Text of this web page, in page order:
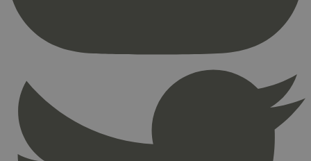
Navn
29
minutter
54
sekunder